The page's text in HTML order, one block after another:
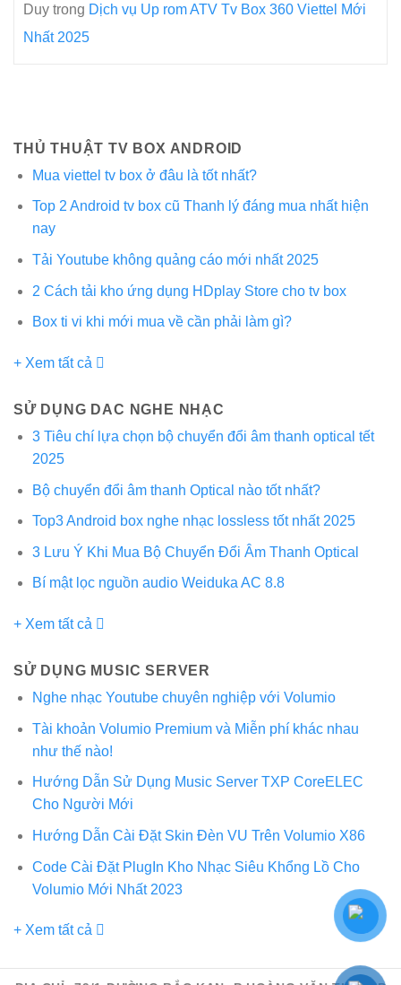
Duy trong Dịch vụ Up rom ATV Tv Box 360 Viettel Mới
Nhất 2025
THỦ THUẬT TV BOX ANDROID
Mua viettel tv box ở đâu là tốt nhất?
Top 2 Android tv box cũ Thanh lý đáng mua nhất hiện
nay
Tải Youtube không quảng cáo mới nhất 2025
2 Cách tải kho ứng dụng HDplay Store cho tv box
Box ti vi khi mới mua về cần phải làm gì?
+ Xem tất cả
SỬ DỤNG DAC NGHE NHẠC
3 Tiêu chí lựa chọn bộ chuyển đổi âm thanh optical tết
2025
Bộ chuyển đổi âm thanh Optical nào tốt nhất?
Top3 Android box nghe nhạc lossless tốt nhất 2025
3 Lưu Ý Khi Mua Bộ Chuyển Đổi Âm Thanh Optical
Bí mật lọc nguồn audio Weiduka AC 8.8
+ Xem tất cả
SỬ DỤNG MUSIC SERVER
Nghe nhạc Youtube chuyên nghiệp với Volumio
Tài khoản Volumio Premium và Miễn phí khác nhau
như thế nào!
Hướng Dẫn Sử Dụng Music Server TXP CoreELEC
Cho Người Mới
Hướng Dẫn Cài Đặt Skin Đèn VU Trên Volumio X86
Code Cài Đặt PlugIn Kho Nhạc Siêu Khổng Lồ Cho
Volumio Mới Nhất 2023
+ Xem tất cả